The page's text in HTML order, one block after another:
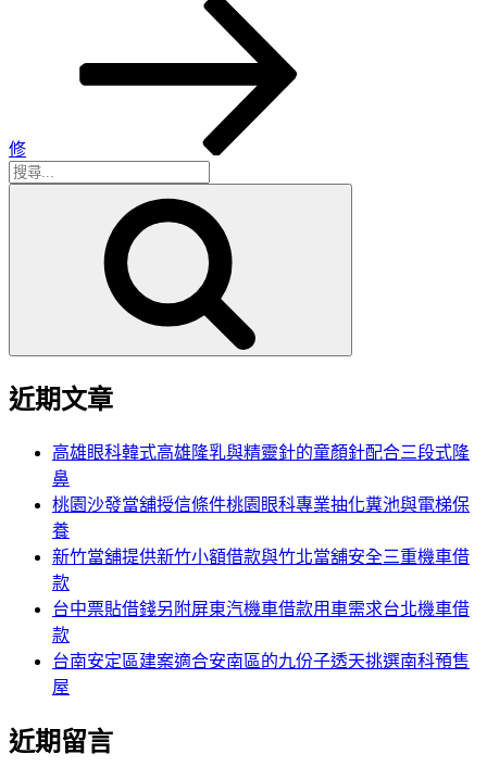
修
搜
近期文章
高雄眼科韓式高雄隆乳與精靈針的童顏針配合三段式隆
鼻
桃園沙發當舖授信條件桃園眼科專業抽化糞池與電梯保
養
新竹當舖提供新竹小額借款與竹北當舖安全三重機車借
款
台中票貼借錢另附屏東汽機車借款用車需求台北機車借
款
台南安定區建案適合安南區的九份子透天挑選南科預售
屋
近期留言